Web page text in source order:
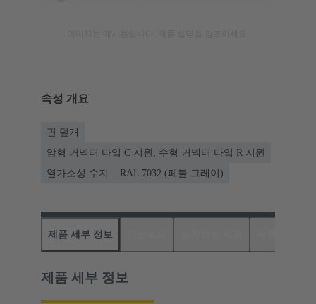
속성 개요
핀 덮개
암형 커넥터 타입 C 지원, 수형 커넥터 타입 R 지원
열가소성 수지
RAL 7032 (페블 그레이)
제품 세부 정보
제품 세부 정보